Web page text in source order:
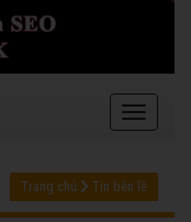
Trang chủ Tin bên lề